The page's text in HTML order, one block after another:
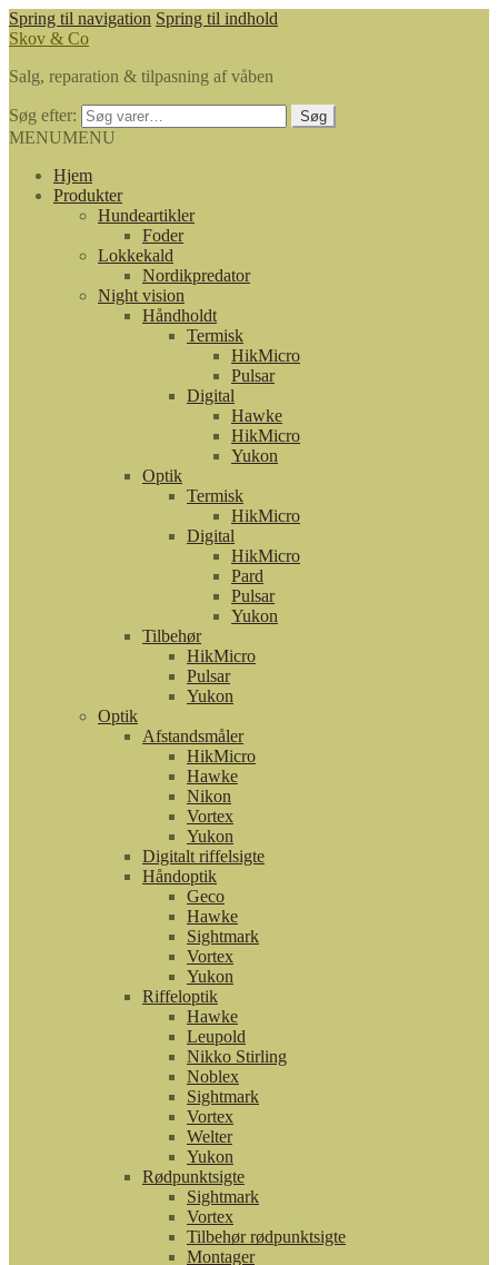
Spring til navigation Spring til indhold
Skov & Co
Salg, reparation & tilpasning af våben
Søg efter: Søg
MENUMENU
Hjem
Produkter
Hundeartikler
Foder
Lokkekald
Nordikpredator
Night vision
Håndholdt
Termisk
HikMicro
Pulsar
Digital
Hawke
HikMicro
Yukon
Optik
Termisk
HikMicro
Digital
HikMicro
Pard
Pulsar
Yukon
Tilbehør
HikMicro
Pulsar
Yukon
Optik
Afstandsmåler
HikMicro
Hawke
Nikon
Vortex
Yukon
Digitalt riffelsigte
Håndoptik
Geco
Hawke
Sightmark
Vortex
Yukon
Riffeloptik
Hawke
Leupold
Nikko Stirling
Noblex
Sightmark
Vortex
Welter
Yukon
Rødpunktsigte
Sightmark
Vortex
Tilbehør rødpunktsigte
Montager